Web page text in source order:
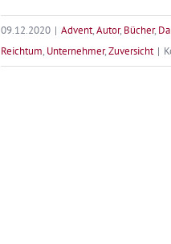
09.12.2020 | Advent,Autor, Bücher,
Reichtum, Unternehmer,Zuversicht |